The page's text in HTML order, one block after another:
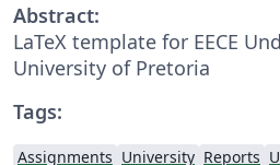
Abstract:
LaTeX template for EECE
University of Pretoria
Tags:
Assignments University Reports